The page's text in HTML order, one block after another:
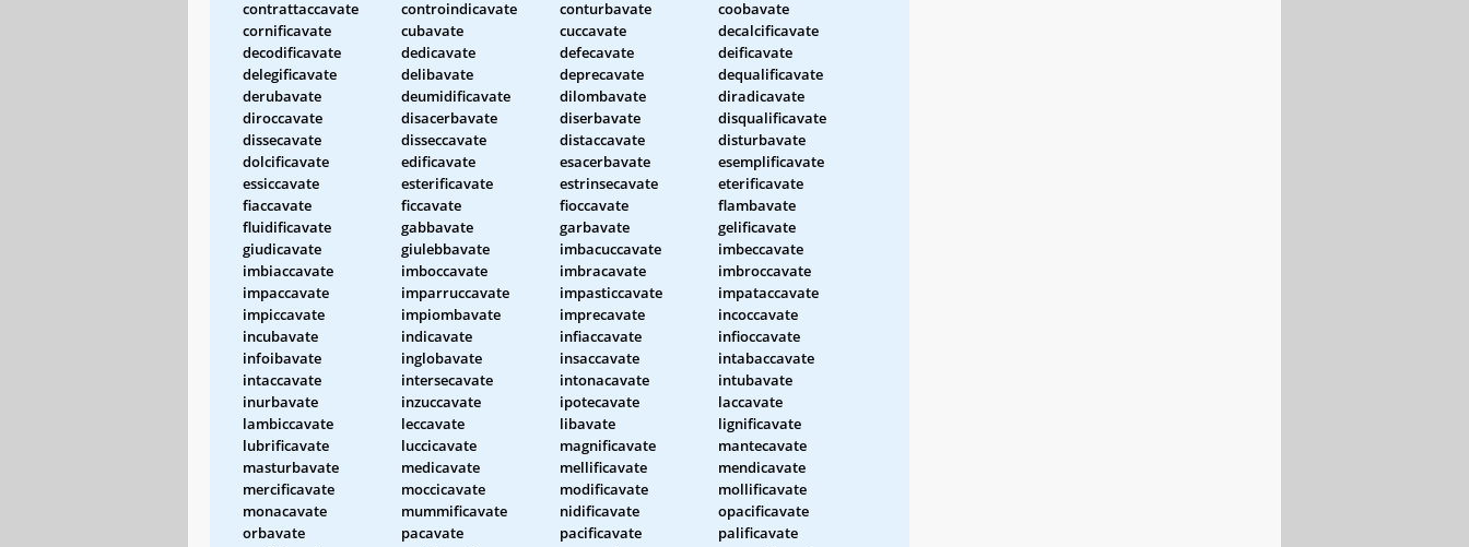
contrattaccavate
controindicavate conturbavate
coobavate
cornificavate
cubavate cuccavate
decalcificavate
decodificavate
dedicavate defecavate
deificavate
delegificavate
delibavate deprecavate
dequalificavate
derubavate
deumidificavate dilombavate
diradicavate
diroccavate
disacerbavate diserbavate
disqualificavate
dissecavate
disseccavate distaccavate
disturbavate
dolcificavate
edificavate esacerbavate
esemplificavate
essiccavate
esterificavate estrinsecavate
eterificavate
fiaccavate
ficcavate fioccavate
flambavate
fluidificavate
gabbavate garbavate
gelificavate
giudicavate
giulebbavate imbacuccavate
imbeccavate
imbiaccavate
imboccavate imbracavate
imbroccavate
impaccavate
imparruccavate impasticcavate
impataccavate
impiccavate
impiombavate imprecavate
incoccavate
incubavate
indicavate infiaccavate
infioccavate
infoibavate
inglobavate insaccavate
intabaccavate
intaccavate
intersecavate intonacavate
intubavate
inurbavate
inzuccavate ipotecavate
laccavate
lambiccavate
leccavate libavate
lignificavate
lubrificavate
luccicavate magnificavate
mantecavate
masturbavate
medicavate mellificavate
mendicavate
mercificavate
moccicavate modificavate
mollificavate
monacavate
mummificavate nidificavate
opacificavate
orbavate
pacavate pacificavate
palificavate